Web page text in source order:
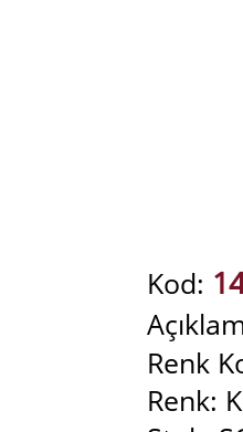
Kod:
Renk
Renk: